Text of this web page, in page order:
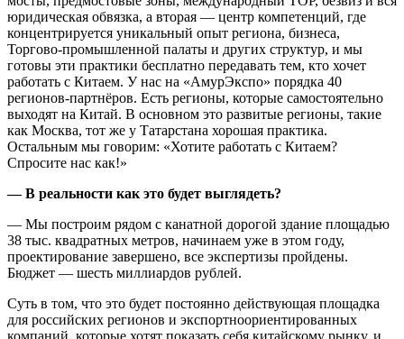
юридическая обвязка, а вторая — центр компетенций, где
концентрируется уникальный опыт региона, бизнеса,
Торгово-промышленной палаты и других структур, и мы
готовы эти практики бесплатно передавать тем, кто хочет
работать с Китаем. У нас на «АмурЭкспо» порядка 40
регионов-партнёров. Есть регионы, которые самостоятельно
выходят на Китай. В основном это развитые регионы, такие
как Москва, тот же у Татарстана хорошая практика.
Остальным мы говорим: «Хотите работать с Китаем?
Спросите нас как!»
— В реальности как это будет выглядеть?
— Мы построим рядом с канатной дорогой здание площадью
38 тыс. квадратных метров, начинаем уже в этом году,
проектирование завершено, все экспертизы пройдены.
Бюджет — шесть миллиардов рублей.
Суть в том, что это будет постоянно действующая площадка
для российских регионов и экспортноориентированных
компаний, которые хотят показать себя китайскому рынку, и